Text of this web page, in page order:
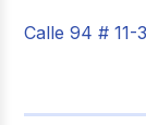
Calle 94 # 11-